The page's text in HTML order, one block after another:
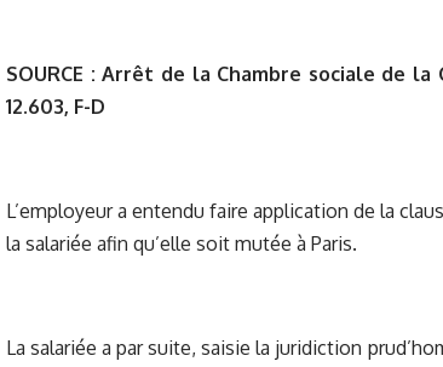
SOURCE : Arrêt de la Chambre sociale de la
12.603, F-D
L’employeur a entendu faire application de la
la salariée afin qu’elle soit mutée à Paris.
La salariée a par suite, saisie la juridiction